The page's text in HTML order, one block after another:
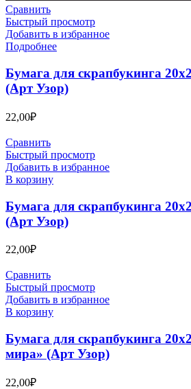
Сравнить
Быстрый просмотр
Добавить в избранное
Подробнее
Бумага для скрапбукинга
(Арт Узор)
22,00₽
Сравнить
Быстрый просмотр
Добавить в избранное
В корзину
Бумага для скрапбукинга
(Арт Узор)
22,00₽
Сравнить
Быстрый просмотр
Добавить в избранное
В корзину
Бумага для скрапбукинга
мира» (Арт Узор)
22,00₽